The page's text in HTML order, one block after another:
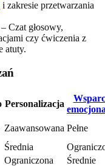
i zakresie przetwarzania
– Czat głosowy,
czy ćwiczenia z
atuty.
Personalizacja
Zaawansowana Pełne
Średnia
Ograniczona Średnie